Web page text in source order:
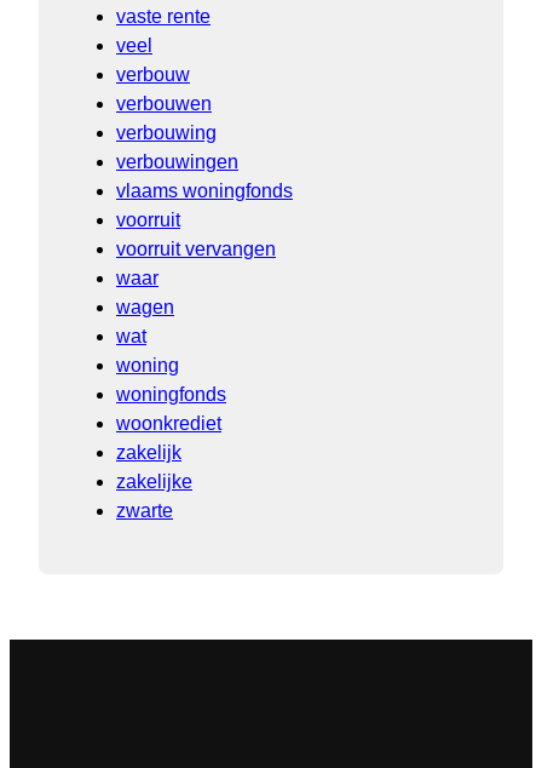
vaste rente
veel
verbouw
verbouwen
verbouwing
verbouwingen
vlaams woningfonds
voorruit
voorruit vervangen
waar
wagen
wat
woning
woningfonds
woonkrediet
zakelijk
zakelijke
zwarte